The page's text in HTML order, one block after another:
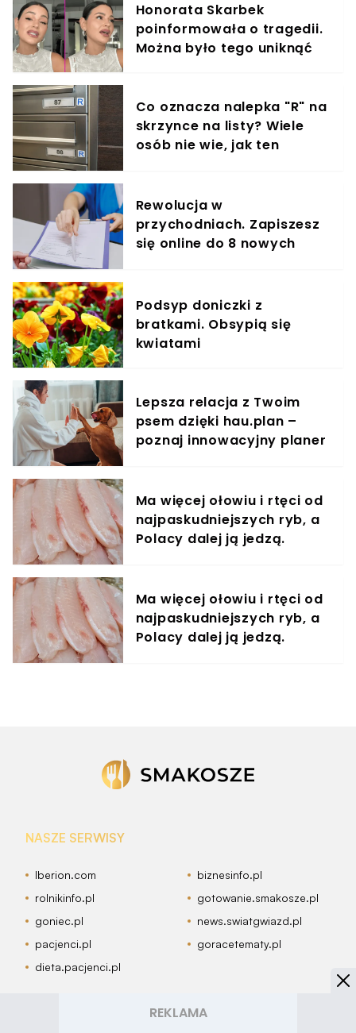
Honorata Skarbek
poinformowała o tragedii.
Można było tego uniknąć
Co oznacza nalepka "R" na
skrzynce na listy? Wiele
osób nie wie, jak ten
Rewolucja w
przychodniach. Zapiszesz
się online do 8 nowych
Podsyp doniczki z
bratkami. Obsypią się
kwiatami
Lepsza relacja z Twoim
psem dzięki hau.plan –
poznaj innowacyjny planer
Ma więcej ołowiu i rtęci od
najpaskudniejszych ryb, a
Polacy dalej ją jedzą.
Ma więcej ołowiu i rtęci od
najpaskudniejszych ryb, a
Polacy dalej ją jedzą.
NASZE SERWISY
Iberion.com
biznesinfo.pl
rolnikinfo.pl
gotowanie.smakosze.pl
goniec.pl
news.swiatgwiazd.pl
pacjenci.pl
goracetematy.pl
dieta.pacjenci.pl